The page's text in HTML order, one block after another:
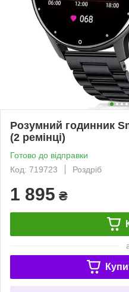
Розумний годинник
(2 ремінці)
Готово до відправки
Код: 719723
Роздріб
1 895 ₴